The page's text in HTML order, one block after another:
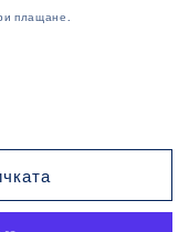
плащане.